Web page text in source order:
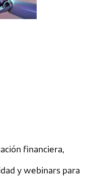
financiera,
y webinars para